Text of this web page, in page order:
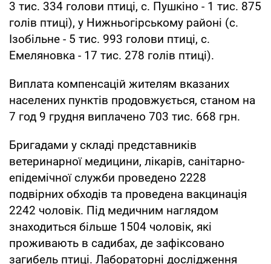
3 тис. 334 голови птиці, с. Пушкіно - 1 тис. 875
голів птиці), у Нижньогірському районі (с.
Ізобільне - 5 тис. 993 голови птиці, с.
Емеляновка - 17 тис. 278 голів птиці).
Виплата компенсацій жителям вказаних
населених пунктів продовжується, станом на
7 год 9 грудня виплачено 703 тис. 668 грн.
Бригадами у складі представників
ветеринарної медицини, лікарів, санітарно-
епідемічної служби проведено 2228
подвірних обходів та проведена вакцинація
2242 чоловік. Під медичним наглядом
знаходиться більше 1504 чоловік, які
проживають в садибах, де зафіксовано
загибель птиці. Лабораторні дослідження